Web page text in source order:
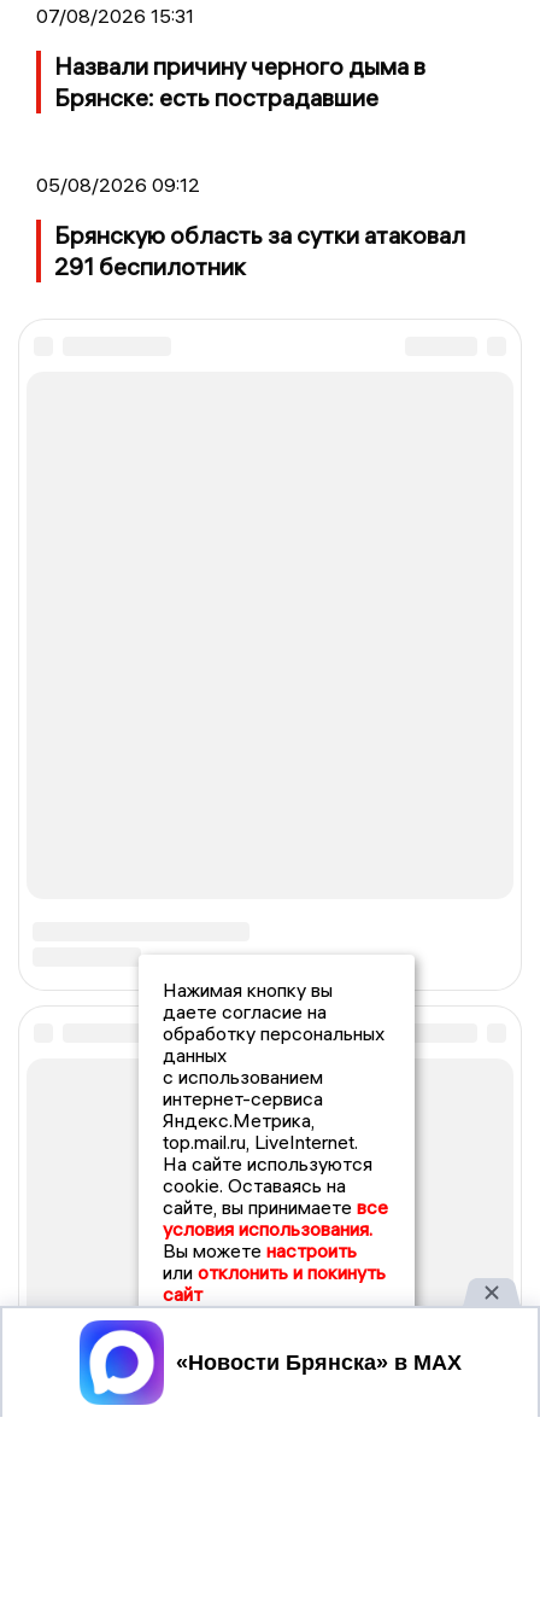
07/08/2026 15:31
Назвали причину черного дыма в
Брянске: есть пострадавшие
05/08/2026 09:12
Брянскую область за сутки атаковал
291 беспилотник
Нажимая кнопку вы
даете согласие на
обработку персональных
данных
с использованием
интернет-сервиса
Яндекс.Метрика,
top.mail.ru, LiveInternet.
На сайте используются
cookie. Оставаясь на
сайте, вы принимаете все
условия использования.
Вы можете настроить
или отклонить и покинуть
сайт
Принять